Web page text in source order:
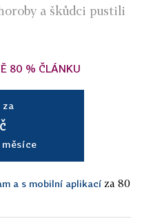
a škůdci pustili
80 % ČLÁNKU
a s mobilní aplikací za 80